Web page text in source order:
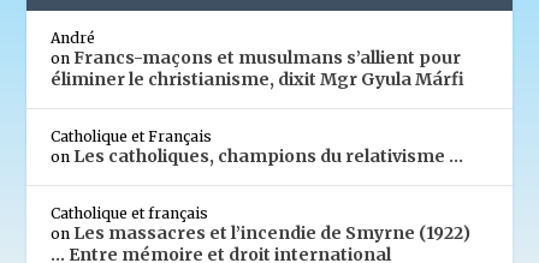
André
onFrancs-maçons et musulmans s’allient pour
éliminer le christianisme, dixit Mgr Gyula Márfi
Catholique et Français
on Les catholiques, champions du relativisme …
Catholique et français
on Les massacres et l’incendie de Smyrne (1922)
… Entre mémoire et droit international